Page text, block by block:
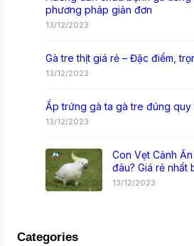
phương pháp giản đơn
13/12/2023
Gà tre thịt giá rẻ – Đặc điểm,
13/12/2023
Ấp trứng gà ta gà tre đúng quy
13/12/2023
Con Vẹt Cảnh
đâu? Giá rẻ nhất
13/12/2023
Categories